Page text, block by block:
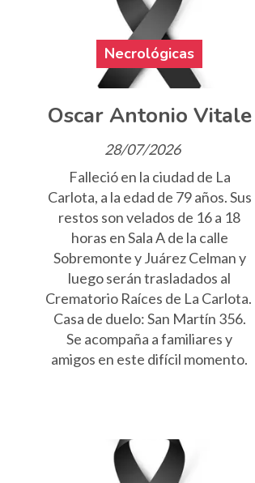
Oscar Antonio Vitale
Necrológicas
28/07/2026
Falleció en la ciudad de La
Carlota, a la edad de 79 años. Sus
restos son velados de 16 a 18
horas en Sala A de la calle
Sobremonte y Juárez Celman y
luego serán trasladados al
Crematorio Raíces de La Carlota.
Casa de duelo: San Martín 356.
Se acompaña a familiares y
amigos en este difícil momento.